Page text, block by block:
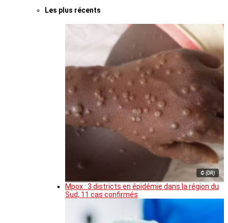
Les plus récents
© (DR)
Mpox : 3 districts en épidémie dans la région du
Sud, 11 cas confirmés